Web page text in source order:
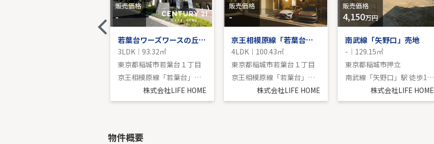
販売価格
-
若葉台ワーズワースの丘Ｂ棟
3LDK｜93.32㎡
東京都稲城市若葉台１丁目
京王相模原線「若葉台」駅 徒歩11分
株式会社LIFE HOME
販売価格
-
京王相模原線「若葉台」新築戸建
4LDK｜100.43㎡
東京都稲城市若葉台１丁目
京王相模原線「若葉台」駅 徒歩18分
株式会社LIFE HOME
販売価格
4,150万円
南武線「矢野口」売地
-｜129.15㎡
東京都稲城市押立
南武線「矢野口」駅 徒歩16分
株式会社LIFE HOME
物件概要